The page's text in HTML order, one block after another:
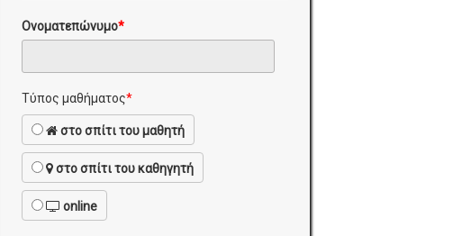
Ονοματεπώνυμο*
Τύπος μαθήματος*
στο σπίτι του μαθητή
στο σπίτι του καθηγητή
online